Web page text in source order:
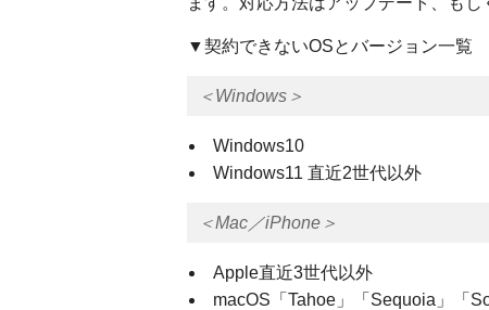
▼契約できないOSとバージョン一覧
＜Windows＞
Windows10
Windows11 直近2世代以外
＜Mac／iPhone＞
Apple直近3世代以外
macOS「Tahoe」「Sequoia」「